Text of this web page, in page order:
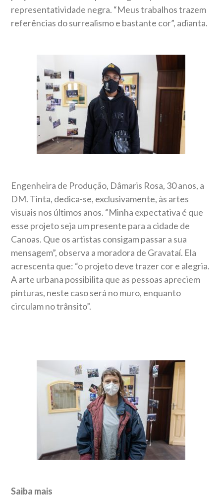
representatividade negra. “Meus trabalhos trazem
referências do surrealismo e bastante cor”, adianta.
Engenheira de Produção, Dâmaris Rosa, 30 anos, a
DM. Tinta, dedica-se, exclusivamente, às artes
visuais nos últimos anos. “Minha expectativa é que
esse projeto seja um presente para a cidade de
Canoas. Que os artistas consigam passar a sua
mensagem”, observa a moradora de Gravataí. Ela
acrescenta que: “o projeto deve trazer cor e alegria.
A arte urbana possibilita que as pessoas apreciem
pinturas, neste caso será no muro, enquanto
circulam no trânsito”.
Saiba mais